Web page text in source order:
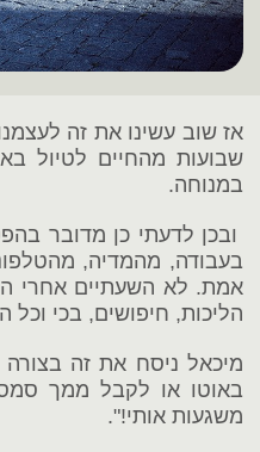
שבועות מהחיים לטיול
במנוחה.
ובכן לדעתי כן מדובר
בעבודה, מהמדיה,
אמת. לא השעתיים אחרי
הליכות, חיפושים, בכי
משגעות אותי!".